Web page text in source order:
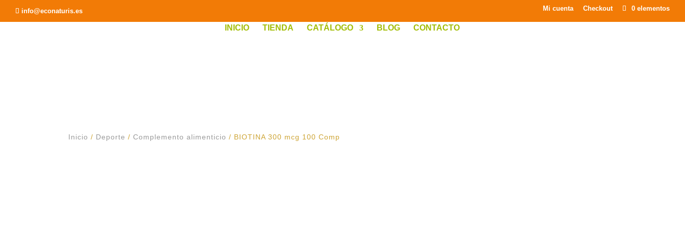
info@econaturis.es Mi cuenta Checkout 0 elementos
INICIO TIENDA CATÁLOGO BLOG CONTACTO
Inicio / Deporte /Complemento alimenticio / BIOTINA 300 mcg 100 Comp